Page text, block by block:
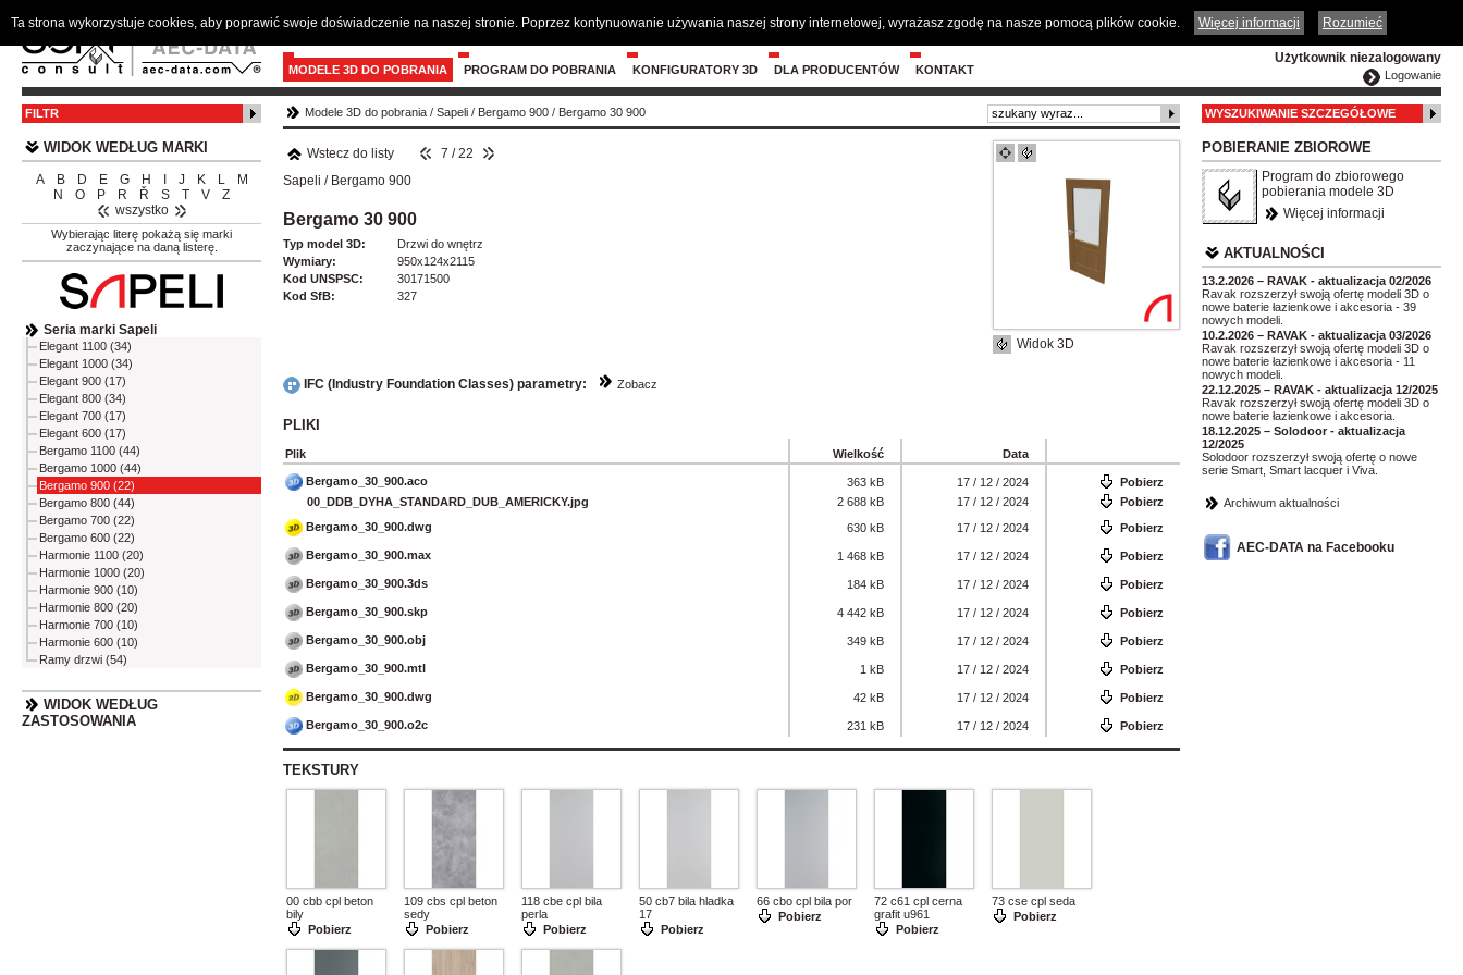
ČESKY ENGLISH DEUTSCH
Użytkownik niezalogowany
Logowanie
MODELE 3D DO POBRANIA PROGRAM DO POBRANIA KONFIGURATORY 3D DLA PRODUCENTÓW KONTAKT
FILTR
WIDOK WEDŁUG MARKI
A B D E G H J K L
M
N
O P R Ř S T V
Z
wszystko
Wybierając literę pokażą się marki
zaczynające na daną listerę.
Seria marki Sapeli
Elegant 1100 (34)
Elegant 1000 (34)
Elegant 900 (17)
Elegant 800 (34)
Elegant 700 (17)
Elegant 600 (17)
Bergamo 1100 (44)
Bergamo 1000 (44)
Bergamo 900 (22)
Bergamo 800 (44)
Bergamo 700 (22)
Bergamo 600 (22)
Harmonie 1100 (20)
Harmonie 1000 (20)
Harmonie 900 (10)
Harmonie 800 (20)
Harmonie 700 (10)
Harmonie 600 (10)
Ramy drzwi (54)
WIDOK WEDŁUG
ZASTOSOWANIA
Modele 3D do pobrania / Sapeli / Bergamo 900 / Bergamo 30 900
Widok 3D
Wstecz do listy
7 / 22
Sapeli / Bergamo 900
Bergamo 30 900
Typ model 3D:
Drzwi do wnętrz
Wymiary:
950x124x2115
Kod UNSPSC:
30171500
Kod SfB:
327
IFC (Industry Foundation Classes) parametry: Zobacz
PLIKI
Plik Wielkość Data
Bergamo_30_900.aco 363 kB 17 / 12 / 2024
Pobierz
00_DDB_DYHA_STANDARD_DUB_AMERICKY.jpg
2 688 kB 17 / 12 / 2024
Pobierz
Bergamo_30_900.dwg
630 kB 17 / 12 / 2024 Pobierz
Bergamo_30_900.max 1 468 kB 17 / 12 / 2024 Pobierz
Bergamo_30_900.3ds 184 kB 17 / 12 / 2024 Pobierz
Bergamo_30_900.skp 4 442 kB 17 / 12 / 2024 Pobierz
Bergamo_30_900.obj 349 kB 17 / 12 / 2024 Pobierz
Bergamo_30_900.mtl 1 kB 17 / 12 / 2024 Pobierz
Bergamo_30_900.dwg 42 kB 17 / 12 / 2024 Pobierz
Bergamo_30_900.o2c 231 kB 17 / 12 / 2024 Pobierz
TEKSTURY
00 cbb cpl beton
bily
Pobierz
109 cbs cpl beton
sedy
Pobierz
118 cbe cpl bila
perla
Pobierz
50 cb7 bila hladka
17
Pobierz
66 cbo cpl bila por
Pobierz
72 c61 cpl cerna
grafit u961
Pobierz
73 cse cpl seda
Pobierz
WYSZUKIWANIE SZCZEGÓŁOWE
POBIERANIE ZBIOROWE
Program do zbiorowego
pobierania modele 3D
Więcej informacji
AKTUALNOŚCI
13.2.2026 – RAVAK - aktualizacja 02/2026
Ravak rozszerzył swoją ofertę modeli 3D o
nowe baterie łazienkowe i akcesoria - 39
nowych modeli.
10.2.2026 – RAVAK - aktualizacja 03/2026
Ravak rozszerzył swoją ofertę modeli 3D o
nowe baterie łazienkowe i akcesoria - 11
nowych modeli.
22.12.2025 – RAVAK - aktualizacja 12/2025
Ravak rozszerzył swoją ofertę modeli 3D o
nowe baterie łazienkowe i akcesoria.
18.12.2025 – Solodoor - aktualizacja
12/2025
Solodoor rozszerzył swoją ofertę o nowe
serie Smart, Smart lacquer i Viva.
Archiwum aktualności
AEC-DATA na Facebooku
Ta strona wykorzystuje cookies, aby poprawić swoje doświadczenie na naszej stronie. Poprzez kontynuowanie używania naszej strony internetowej, wyrażasz zgodę na nasze pomocą plików cookie. Więcej informacji Rozumieć